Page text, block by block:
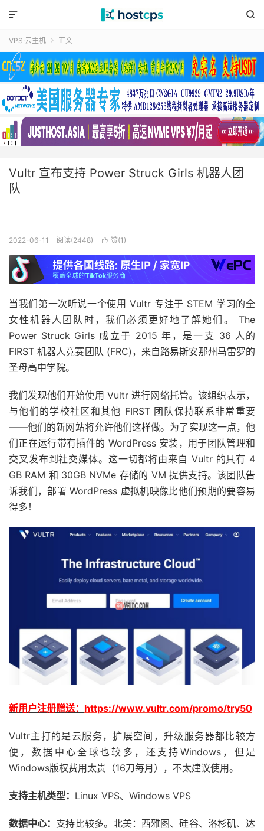


VPS·云主机  正文
Vultr 宣布支持 Power Struck Girls 机器人团
队
2022-06-11 阅读(2448)  赞(1 )
当我们第一次听说一个使用 Vultr 专注于 STEM 学习的全
女性机器人团队时，我们必须更好地了解她们。 The
Power Struck Girls 成立于 2015 年，是一支 36 人的
FIRST 机器人竞赛团队 (FRC)，来自路易斯安那州马雷罗的
圣母高中学院。
我们发现他们开始使用 Vultr 进行网络托管。该组织表示，
与他们的学校社区和其他 FIRST 团队保持联系非常重要
——他们的新网站将允许他们这样做。为了实现这一点，他
们正在运行带有插件的 WordPress 安装，用于团队管理和
交叉发布到社交媒体。这一切都将由来自 Vultr 的具有 4
GB RAM 和 30GB NVMe 存储的 VM 提供支持。该团队告
诉我们，部署 WordPress 虚拟机映像比他们预期的要容易
得多！
新用户注册赠送： https://www.vultr.com/promo/try50
Vultr主打的是云服务，扩展空间，升级服务器都比较方
便，数据中心全球也较多，还支持Windows，但是
Windows版权费用太贵（16刀每月），不太建议使用。
支持主机类型： Linux VPS、Windows VPS
数据中心： 支持比较多。北美：西雅图、硅谷、洛杉矶、达